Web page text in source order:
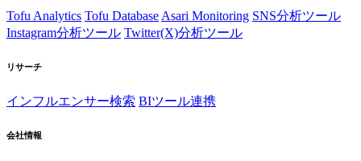
Tofu Analytics Tofu Database Asari Monitoring SNS分析ツール
Instagram分析ツール Twitter(X)分析ツール
リサーチ
インフルエンサー検索 BIツール連携
会社情報